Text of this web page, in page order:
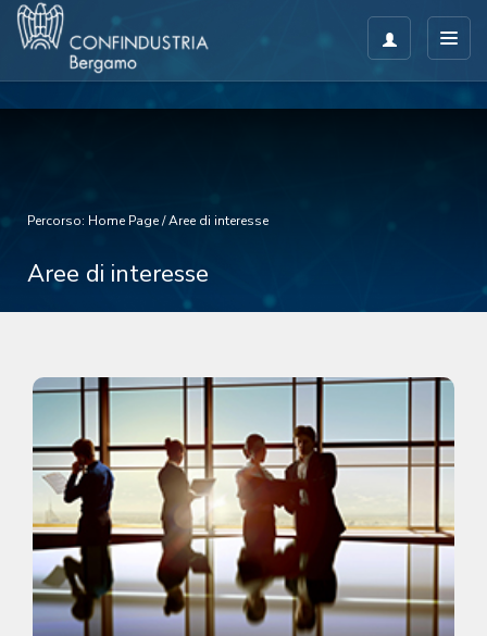
Percorso: Home Page/Aree di interesse
Aree di interesse